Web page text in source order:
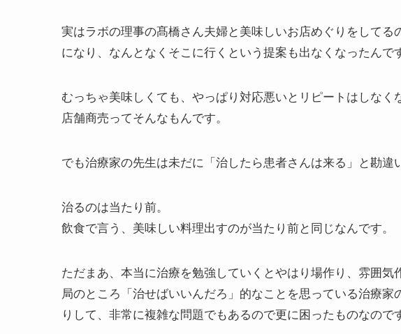
実はラボの理事の髙橋さん夫婦と美味しいお店めぐりをしてる
になり、なんとなくそこに行くという提案も出なくなったんで
むっちゃ美味しくても、やっぱり対応悪いとリピートはしなく
店舗商売ってそんなもんです。
でも治療家の先生は未だに「治したら患者さんは来る」と勘違
治るのは当たり前。
飲食で言う、美味しい料理出すのが当たり前と同じなんです。
ただまあ、本当に治療を勉強していくとやはり場作り、雰囲
局のところ「治せばいいんだろ」的なことを思っている治療
りして、非常に複雑な問題でもあるので更に困ったものなので